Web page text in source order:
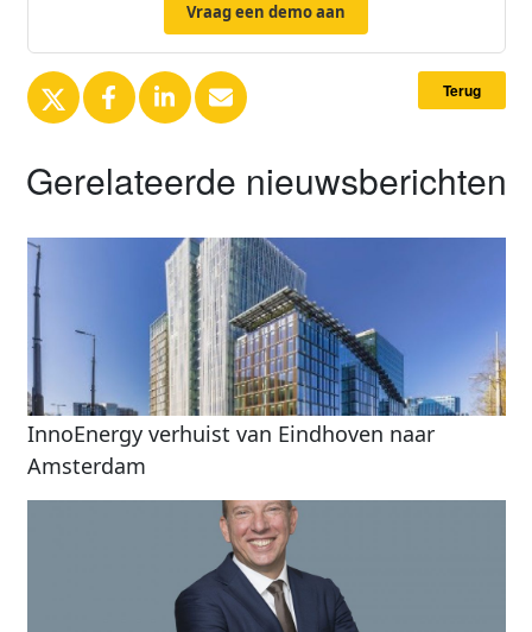
Vraag een demo aan
Terug
Gerelateerde nieuwsberichten
InnoEnergy verhuist van Eindhoven naar
Amsterdam